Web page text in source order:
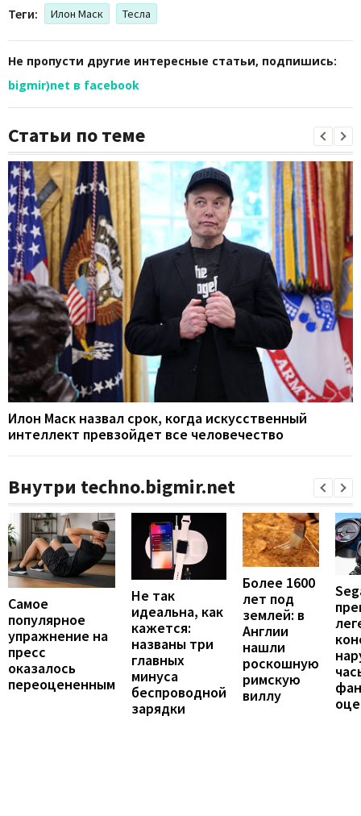
Теги: Илон Маск Тесла
Не пропусти другие интересные статьи, подпишись:
bigmir)net в facebook
Статьи по теме
Илон Маск назвал срок, когда искусственный
интеллект превзойдет все человечество
Внутри techno.bigmir.net
Самое
популярное
упражнение на
пресс
оказалось
переоцененным
Не так
идеальна, как
кажется:
названы три
главных
минуса
беспроводной
зарядки
Более 1600
лет под
землей: в
Англии
нашли
роскошную
римскую
виллу